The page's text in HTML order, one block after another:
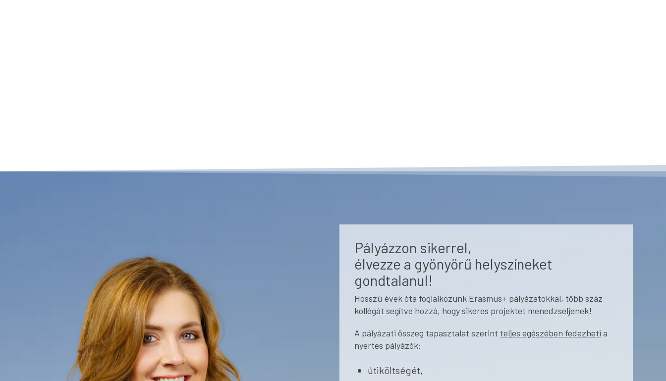
Pályázzon sikerrel,
élvezze a gyönyörű helyszíneket
gondtalanul!
Hosszú évek óta foglalkozunk Erasmus+ pályázatokkal, több száz
kollégát segítve hozzá, hogy sikeres projektet menedzseljenek!
A pályázati összeg tapasztalat szerint teljes egészében fedezheti a
nyertes pályázók:
útiköltségét,